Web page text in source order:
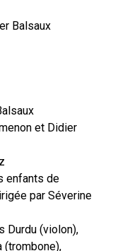
Balsaux
et Didier
enfants de
par Séverine
Durdu (violon),
(trombone),